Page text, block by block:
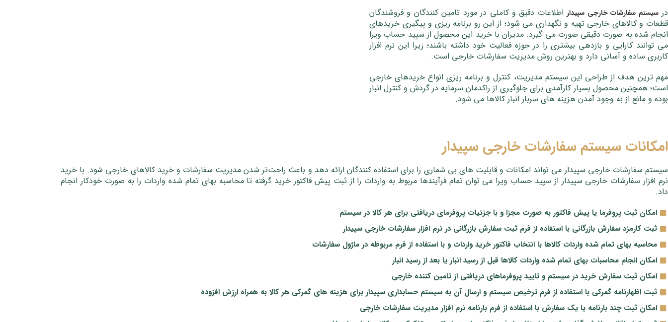
درسیستم سفارشات خارجی سپیداراطلاعات دقیق و کاملی در مورد تامین کنندگان و فروشندگان
قطعات و کالاهای خارجی تهیه و نگهداری می شود؛ از این رو برنامه ریزی و پیگیری خریدهای
انجام شده به صورت دقیقی صورت می گیرد. مدیران با خرید این محصول از سپید حساب ویرا
می توانند کارایی و بازدهی بیشتری را در حوزه فعالیت خود داشته باشند؛ زیرا این نرم افزار
کاربری ساده و آسانی دارد و بهترین روش مدیریت سفارشات خارجی است.
مهم ترین هدف از طراحی این سیستم مدیریت، کنترل و برنامه ریزی انواع خریدهای خارجی
است؛ همچنین محصول بسیار کارآمدی برای جلوگیری از راکدمان سرمایه در گردش و کنترل انبار
بوده و مانع از به وجود آمدن هزینه های سربار انبار کالاها می شود.
امکانات سیستم سفارشات خارجی سپیدار
سیستم سفارشات خارجی سپیدار می تواند امکانات و قابلیت های بی شماری را برای استفاده کنندگان ارائه دهد و باعث راحت‌تر شدن مدیریت سفارشات و خرید کالاهای خارجی شود. با خرید
نرم افزار سفارشات خارجی سپیدار از سپید حساب ویرا می توان تمام فرآیندها مربوط به واردات را از ثبت پیش فاکتور خرید گرفته تا محاسبه بهای تمام شده واردات را به صورت خودکار انجام
داد.
امکان ثبت پروفرما یا پیش فاکتور به صورت مجزا و با جزئیات پروفرمای دریافتی برای هر کالا در سیستم
ثبت کارمزد سفارش بازرگانی با استفاده از فرم ثبت سفارش بازرگانی در نرم افزار سفارشات خارجی سپیدار
محاسبه بهای تمام شده واردات کالاها با انتخاب فاکتور خرید واردات و با استفاده از فرم مربوطه در ماژول سفارشات
امکان انجام محاسبات بهای تمام شده واردات کالاها قبل از رسید انبار یا بعد از رسید انبار
امکان ثبت سفارش خرید در سیستم و تایید پروفرماهای دریافتی از تامین کننده خارجی
ثبت اظهارنامه گمرکی با استفاده از فرم ترخیص سیستم و ارسال آن به سیستم حسابداری سپیدار برای هزینه های گمرکی هر کالا به همراه ارزش افزوده
امکان ثبت چند بارنامه‌ یا یک سفارش با استفاده از فرم بارنامه نرم افزار مدیریت سفارشات خارجی